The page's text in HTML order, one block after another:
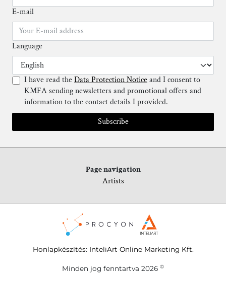
E-mail
Language
I have read theData Protection Noticeand I consent to
KMFA sending newsletters and promotional offers and
information to the contact details I provided.
Subscribe
Page navigation
Artists
Honlapkészítés: InteliArt Online Marketing Kft.
Minden jog fenntartva 2026 ©